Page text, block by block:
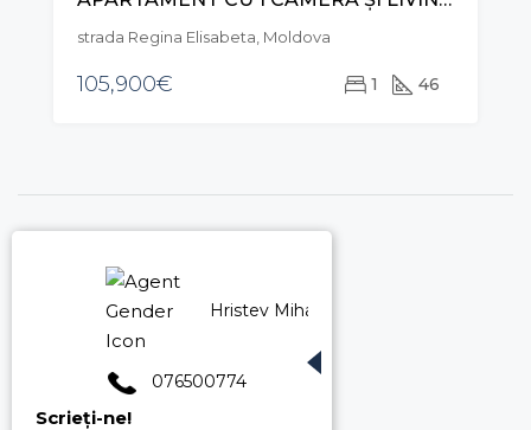
strada Regina Elisabeta, Moldova
105,900€ 1 46
Hristev Mihail
076500774
Scrieți-ne!